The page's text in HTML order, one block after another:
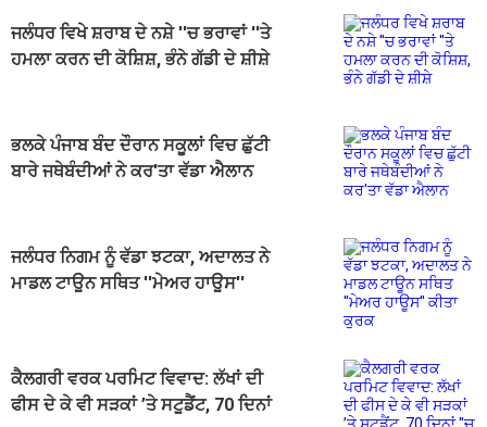
ਜਲੰਧਰ ਵਿਖੇ ਸ਼ਰਾਬ ਦੇ ਨਸ਼ੇ ''ਚ ਭਰਾਵਾਂ ''ਤੇ
ਹਮਲਾ ਕਰਨ ਦੀ ਕੋਸ਼ਿਸ਼, ਭੰਨੇ ਗੱਡੀ ਦੇ ਸ਼ੀਸ਼ੇ
ਭਲਕੇ ਪੰਜਾਬ ਬੰਦ ਦੌਰਾਨ ਸਕੂਲਾਂ ਵਿਚ ਛੁੱਟੀ
ਬਾਰੇ ਜਥੇਬੰਦੀਆਂ ਨੇ ਕਰ'ਤਾ ਵੱਡਾ ਐਲਾਨ
ਜਲੰਧਰ ਨਿਗਮ ਨੂੰ ਵੱਡਾ ਝਟਕਾ, ਅਦਾਲਤ ਨੇ
ਮਾਡਲ ਟਾਊਨ ਸਥਿਤ ''ਮੇਅਰ ਹਾਊਸ''
ਕੈਲਗਰੀ ਵਰਕ ਪਰਮਿਟ ਵਿਵਾਦ: ਲੱਖਾਂ ਦੀ
ਫੀਸ ਦੇ ਕੇ ਵੀ ਸੜਕਾਂ ’ਤੇ ਸਟੂਡੈਂਟ, 70 ਦਿਨਾਂ